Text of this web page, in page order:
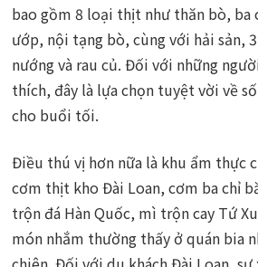
bao gồm 8 loại thịt như thăn bò, ba
ướp, nội tạng bò, cùng với hải sản,
nướng và rau củ. Đối với những
thích, đây là lựa chọn tuyệt vời về
cho buổi tối.
Điều thú vị hơn nữa là khu ẩm thực
cơm thịt kho Đài Loan, cơm ba chỉ
trộn đá Hàn Quốc, mì trộn cay Tứ
món nhắm thường thấy ở quán bia